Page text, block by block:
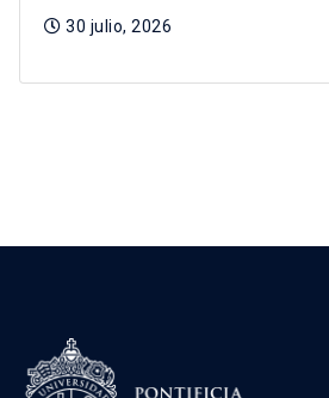
30 julio, 2026